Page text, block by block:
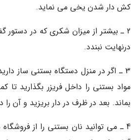
کش دار شدن یخی می نماید.
2 ـ بیشتر از میزان شکری که در
درنهایت نبندد.
3 ـ اگر در منزل دستگاه بستنی ساز
بماند. بعد در ظرف در دار بریزید و آن را
4 ـ می توانید نان بستنی را از